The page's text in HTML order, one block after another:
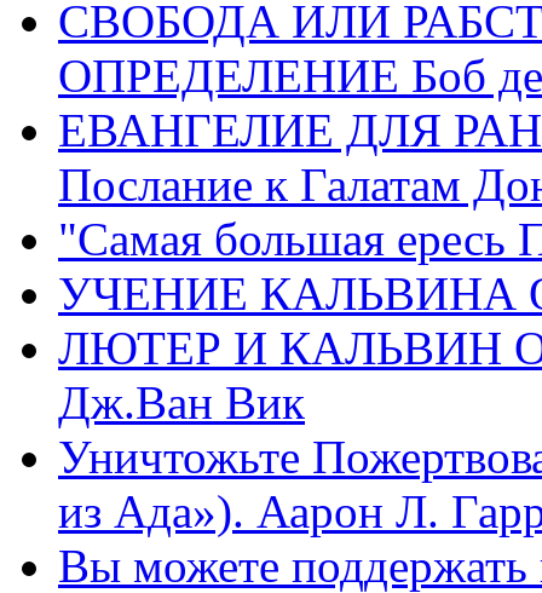
СВОБОДА ИЛИ
ОПРЕДЕЛЕНИЕ Боб де
ЕВАНГЕЛИЕ ДЛЯ
Послание к Галатам
"Самая большая ересь
УЧЕНИЕ КАЛЬВИНА
ЛЮТЕР И КАЛЬВИН
Дж.Ван Вик
Уничтожьте
из Ада»). Аарон Л.
Вы можете